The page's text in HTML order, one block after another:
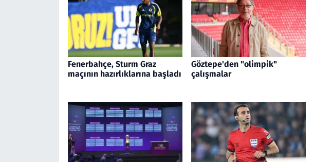
Fenerbahçe, Sturm Graz
maçının hazırlıklarına başladı
Göztepe'den "olimpik"
çalışmalar